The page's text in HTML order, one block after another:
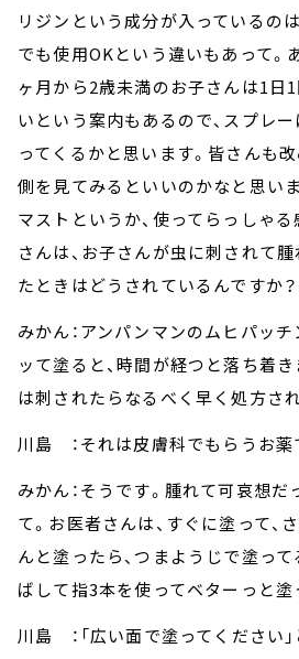
リジンという成分が入っているの
でも使用OKという違いもあって。
ヶ月から2歳未満のお子さんは1日
いという案内もあるので、スプレ
ってくるかと思います。皆さんも
側を見てみるといいのかなと思い
マストというか、使ってらっしゃ
さんは、お子さんが虫に刺されて
たときはどうされているんですか？
みかん：アンパンマンのムヒパッ
ッて塗ると、時間が経つと落ち着
は刺されたらなるべく早く処方さ
川島 ：それは皮膚科でもらうお薬
みかん：そうです。腫れて可哀想
て。お医者さんは、すぐに塗って、
んと塗ったら、つまようじで塗っ
ばして指3本を使ってベターっと塗
川島 ：「広い面で塗ってください